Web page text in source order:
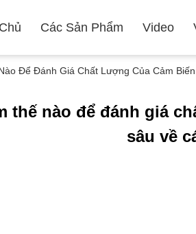
Các Sản Phẩm Video
Để Đánh Giá Chất Lượng Của Cảm
thế nào để đánh giá
sâu về